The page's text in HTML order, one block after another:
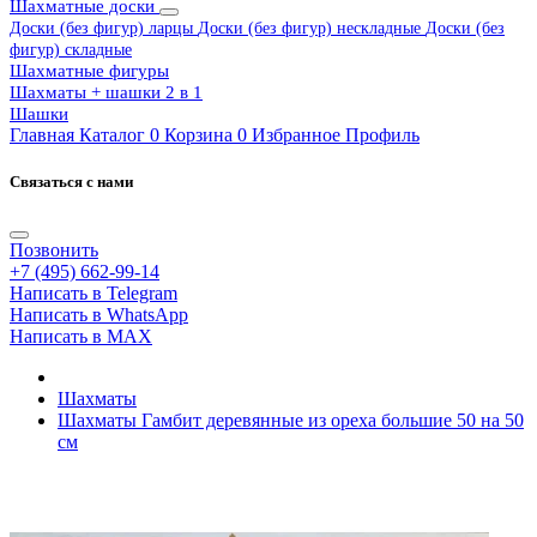
Шахматные доски
Доски (без фигур) ларцы Доски (без фигур) нескладные Доски (без
фигур) складные
Шахматные фигуры
Шахматы + шашки 2 в 1
Шашки
Главная Каталог 0 Корзина 0 Избранное Профиль
Связаться с нами
Позвонить
+7 (495) 662-99-14
Написать в Telegram
Написать в WhatsApp
Написать в MAX
Шахматы
Шахматы Гамбит деревянные из ореха большие 50 на 50
см